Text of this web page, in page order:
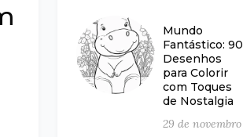
Mundo
Fantástico: 90
Desenhos
para Colorir
com Toques
de Nostalgia
29 de novembro